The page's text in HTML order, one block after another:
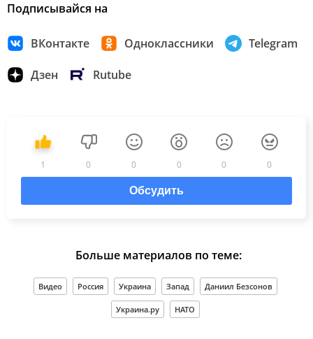
Подписывайся на
ВКонтакте Одноклассники Telegram
Дзен Rutube
1 0 0 0 0 0
Обсудить
Больше материалов по теме:
Видео Россия Украина Запад Даниил Безсонов
Украина.ру НАТО